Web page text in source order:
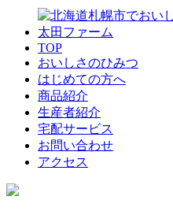
TOP
おいしさのひみつ
はじめての方へ
商品紹介
生産者紹介
宅配サービス
お問い合わせ
アクセス